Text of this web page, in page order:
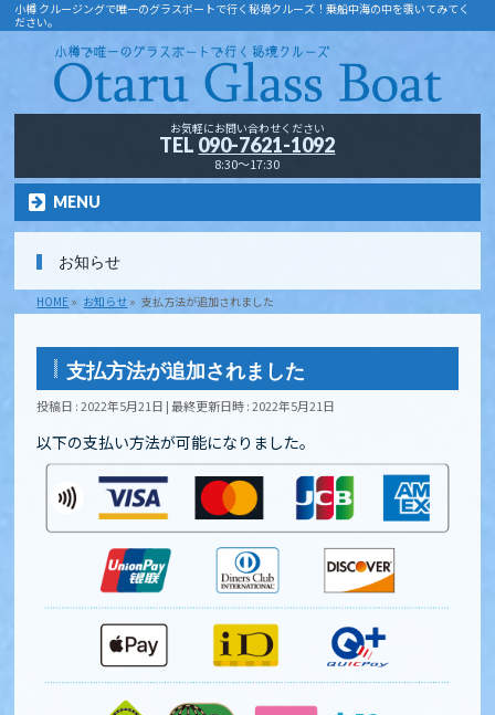
小樽 クルージングで唯一のグラスボートで行く秘境クルーズ！乗船中海の中を覗いてみてく
ださい。
お気軽にお問い合わせください
TEL 090-7621-1092
8:30～17:30
MENU
お知らせ
HOME » お知らせ » 支払方法が追加されました
支払方法が追加されました
投稿日 : 2022年5月21日 最終更新日時 : 2022年5月21日
以下の支払い方法が可能になりました。